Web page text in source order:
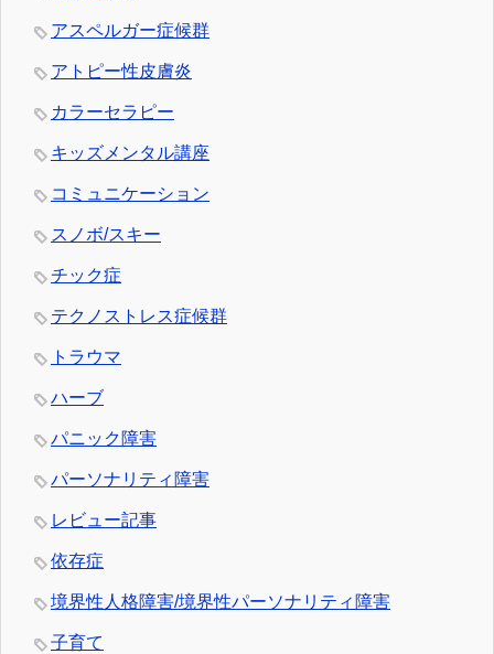
アスペルガー症候群
アトピー性皮膚炎
カラーセラピー
キッズメンタル講座
コミュニケーション
スノボ/スキー
チック症
テクノストレス症候群
トラウマ
ハーブ
パニック障害
パーソナリティ障害
レビュー記事
依存症
境界性人格障害/境界性パーソナリティ障害
子育て